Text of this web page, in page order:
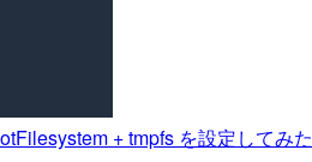
+ tmpfs を設定してみた